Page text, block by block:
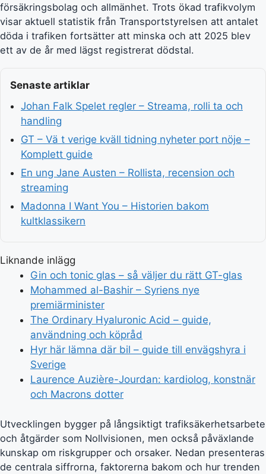
försäkringsbolag och allmänhet. Trots ökad trafikvolym
visar aktuell statistik från Transportstyrelsen att antalet
döda i trafiken fortsätter att minska och att 2025 blev
ett av de år med lägst registrerat dödstal.
Senaste artiklar
Johan Falk Spelet regler – Streama, rolli ta och
handling
GT – Vä t verige kväll tidning nyheter port nöje –
Komplett guide
En ung Jane Austen – Rollista, recension och
streaming
Madonna I Want You – Historien bakom
kultklassikern
Liknande inlägg
Gin och tonic glas – så väljer du rätt GT-glas
Mohammed al-Bashir – Syriens nye
premiärminister
The Ordinary Hyaluronic Acid – guide,
användning och köpråd
Hyr här lämna där bil – guide till envägshyra i
Sverige
Laurence Auzière-Jourdan: kardiolog, konstnär
och Macrons dotter
Utvecklingen bygger på långsiktigt trafiksäkerhetsarbete
och åtgärder som Nollvisionen, men också påväxlande
kunskap om riskgrupper och orsaker. Nedan presenteras
de centrala siffrorna, faktorerna bakom och hur trenden